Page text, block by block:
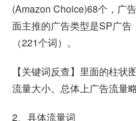
(Amazon Choice)68个，广
面主推的广告类型是SP广
（221个词）。
【关键词反查】里面的柱状
流量大小。总体上广告流量
2、具体流量词